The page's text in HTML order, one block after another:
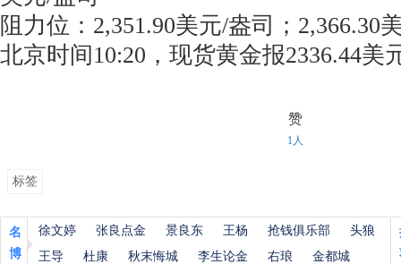
阻力位：2,351.90美元/盎司；2,366.30
北京时间10:20，现货黄金报2336.44美
赞
1人
标签
名
博
徐文婷 张良点金 景良东 王杨 抢钱俱乐部
头狼
王导
杜康 秋末悔城 李生论金 右琅 金都城